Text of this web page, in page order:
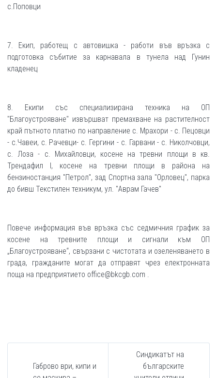
с.Поповци
7. Екип, работещ с автовишка - работи във връзка с
подготовка събитие за карнавала в тунела над Гунин
кладенец
8. Екипи със специализирана техника на ОП
"Благоустрояване" извършват премахване на растителност
край пътното платно по направление с. Мрахори - с. Пецовци
- с.Чавеи, с. Рачевци- с. Гергини - с. Гарвани - с. Николчовци,
с. Лоза - с. Михайловци, косене на тревни площи в кв.
Трендафил I, косене на тревни площи в района на
бензиностанция "Петрол", зад Спортна зала "Орловец", парка
до бивш Текстилен техникум, ул. "Аврам Гачев"
Повече информация във връзка със седмичния график за
косене на тревните площи и сигнали към ОП
„Благоустрояване“, свързани с чистотата и озеленяването в
града, гражданите могат да отправят чрез електронната
поща на предприятието office@bkcgb.com .
Габрово ври, кипи и
Синдикатът на
българските